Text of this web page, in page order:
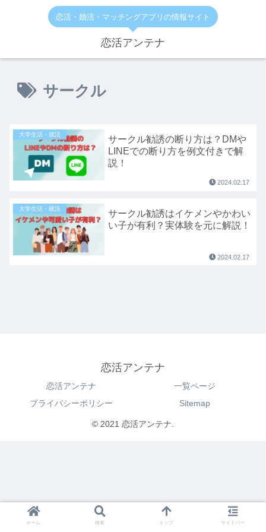
恋活・婚活・マッチングアプリの情報サイト
恋活アンテナ
サークル
大学生活・就活
サークル勧誘の断り方は？DMや
LINEでの断り方を例文付きで解
説！
2024.02.17
大学生活・就活
サークル勧誘はイケメンやかわい
い子が有利？実体験を元に解説！
2024.02.17
恋活アンテナ
恋活アンテナ
一覧ページ
プライバシーポリシー
Sitemap
© 2021 恋活アンテナ.
ホーム 検索 トップ サイドバー